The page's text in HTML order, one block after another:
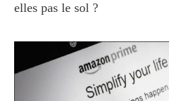
elles pas le sol ?